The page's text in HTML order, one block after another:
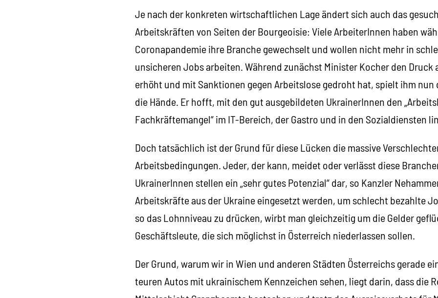
Je nach der konkreten wirtschaftlichen Lage ändert sich auch das
Arbeitskräften von Seiten der Bourgeoisie: Viele ArbeiterInnen haben
Coronapandemie ihre Branche gewechselt und wollen nicht mehr in
unsicheren Jobs arbeiten. Während zunächst Minister Kocher den Druck
erhöht und mit Sanktionen gegen Arbeitslose gedroht hat, spielt ihm nun
die Hände. Er hofft, mit den gut ausgebildeten UkrainerInnen den
Fachkräftemangel“ im IT-Bereich, der Gastro und in den Sozialdiensten
Doch tatsächlich ist der Grund für diese Lücken die massive
Arbeitsbedingungen. Jeder, der kann, meidet oder verlässt diese
UkrainerInnen stellen ein „sehr gutes Potenzial“ dar, so Kanzler
Arbeitskräfte aus der Ukraine eingesetzt werden, um schlecht bezahlte
so das Lohnniveau zu drücken, wirbt man gleichzeitig um die Gelder
Geschäftsleute, die sich möglichst in Österreich niederlassen sollen.
Der Grund, warum wir in Wien und anderen Städten Österreichs gerade
teuren Autos mit ukrainischem Kennzeichen sehen, liegt darin, dass die